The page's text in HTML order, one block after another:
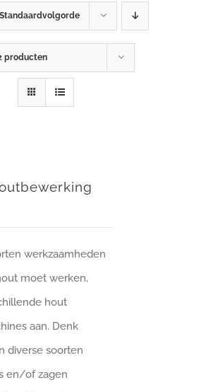
Standaardvolgorde
producten
werkzaamheden
moet werken,
hout
aan. Denk
diverse soorten
en/of zagen